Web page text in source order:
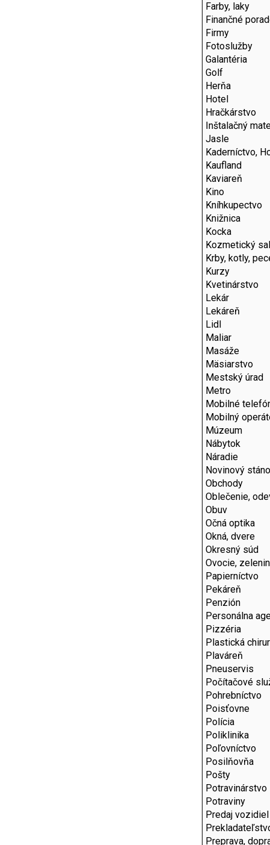
Farby, laky
Finančné
Firmy
Fotoslužby
Galantéria
Golf
Herňa
Hotel
Hračkárstvo
Inštalačný
Jasle
Kaderníctvo,
Kaufland
Kaviareň
Kino
Kníhkupectvo
Knižnica
Kocka
Kozmetický
Krby, kotly,
Kurzy
Kvetinárstvo
Lekár
Lekáreň
Lidl
Maliar
Masáže
Mäsiarstvo
Mestský úrad
Metro
Mobilné
Mobilný
Múzeum
Nábytok
Náradie
Novinový
Obchody
Oblečenie,
Obuv
Očná optika
Okná, dvere
Okresný súd
Ovocie,
Papierníctvo
Pekáreň
Penzión
Personálna
Pizzéria
Plastická
Plaváreň
Pneuservis
Počítačové
Pohrebníctvo
Poisťovne
Polícia
Poliklinika
Poľovníctvo
Posilňovňa
Pošty
Potravinárstvo
Potraviny
Predaj vozidiel
Preprava,